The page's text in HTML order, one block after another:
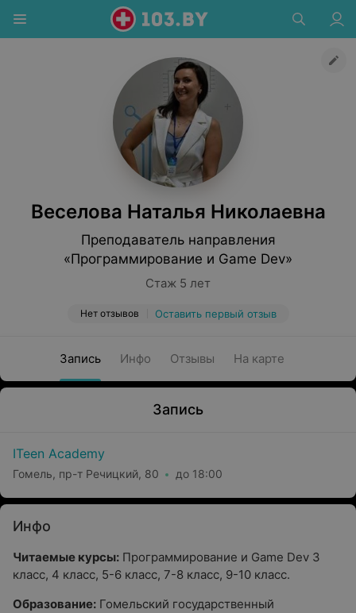
Веселова Наталья Николаевна
Преподаватель направления
«Программирование и Game Dev»
Стаж 5 лет
Нет отзывов Оставить первый отзыв
Запись Инфо Отзывы На карте
Запись
ITeen Academy
Гомель, пр-т Речицкий, 80 до 18:00
Инфо
Читаемые курсы: Программирование и Game Dev 3
класс, 4 класс, 5-6 класс, 7-8 класс, 9-10 класс.
Образование: Гомельский государственный